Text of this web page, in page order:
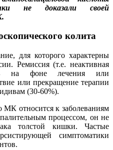
не доказали своей
колита
для которого характерны
Ремиссия (т.е. неактивная
на фоне лечения или
или прекращение терапии
(30-60%).
МК относится к заболеваниям
процессом, он не
толстой кишки. Частые
симптоматики